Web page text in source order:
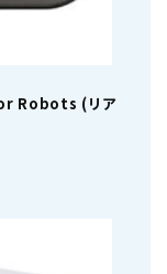
Robots (リア